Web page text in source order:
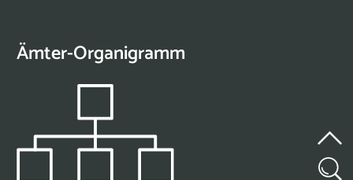
Ämter-Organigramm